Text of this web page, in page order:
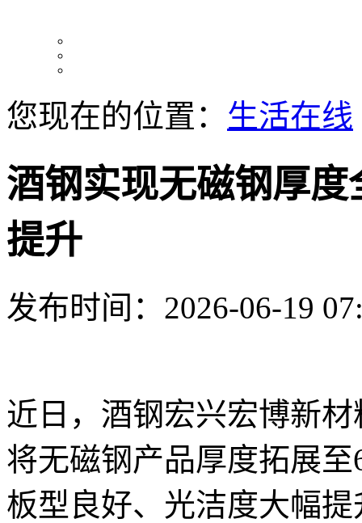
您现在的位置： 生活在线
酒钢实现无磁钢厚
提升
发布时间：2026-06-19
近日，酒钢宏兴宏博新
将无磁钢产品厚度拓展
板型良好、光洁度大幅